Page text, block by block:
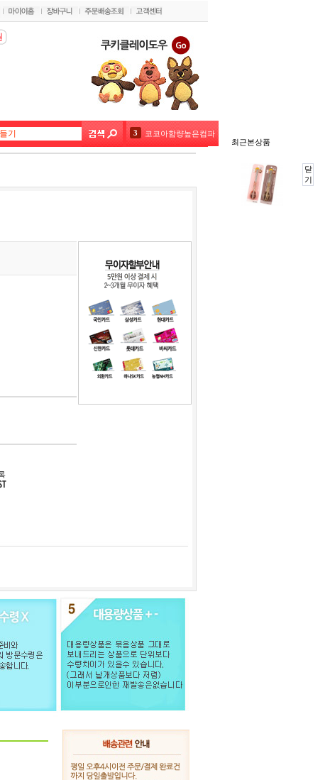
3 코코아함량높은컴파운드초콜릿 1kg(20%)
5 초코펜(데코펜) 화이트 20g
8 정사각팬 - 2호
9 [대용량] 네덜란드 코코아파우더1kg
10 초코펜(데코펜) 그린 20g
1 [대용량] 식빵봉투 영문 38cm 200장
2 녹차맛코팅초콜릿 100g 1kg 택1
최근본상품
닫
기